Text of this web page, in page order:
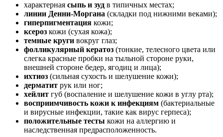
характерная сыпь и зуд в типичных местах;
линии Денни-Моргана (складки под нижними веками);
гиперпигментация кожи;
ксероз кожи (сухая кожа);
темные круги вокруг глаз;
фолликулярный кератоз (тонкие, телесного цвета или
слегка красные пробки на тыльной стороне руки,
внешней стороне бедер, ягодиц и лица);
ихтиоз (сильная сухость и шелушение кожи);
дерматит рук или ног;
хейлит губ (воспаление и шелушение кожи в углу рта);
восприимчивость кожи к инфекциям (бактериальные
и вирусные инфекции, такие как вирус герпеса);
положительные тесты кожи на аллергию и
наследственная предрасположенность.